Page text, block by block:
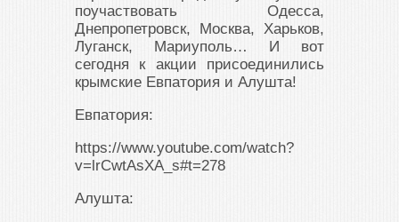
поучаствовать Одесса,
Днепропетровск, Москва, Харьков,
Луганск, Мариуполь… И вот
сегодня к акции присоединились
крымские Евпатория и Алушта!
Евпатория:
https://www.youtube.com/watch?
v=lrCwtAsXA_s#t=278
Алушта: